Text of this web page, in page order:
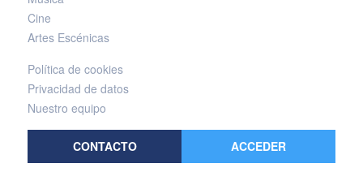
Cine
Artes Escénicas
Política de cookies
Privacidad de datos
Nuestro equipo
CONTACTO ACCEDER